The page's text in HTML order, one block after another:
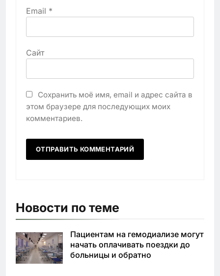
Email *
Сайт
Сохранить моё имя, email и адрес сайта в
этом браузере для последующих моих
комментариев.
Новости по теме
Пациентам на гемодиализе могут
начать оплачивать поездки до
больницы и обратно